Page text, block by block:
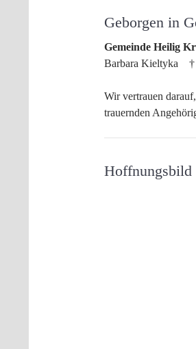
Geborgen in
Gemeinde Heilig
Barbara Kieltyka †
Wir vertrauen
trauernden
Hoffnungsbild